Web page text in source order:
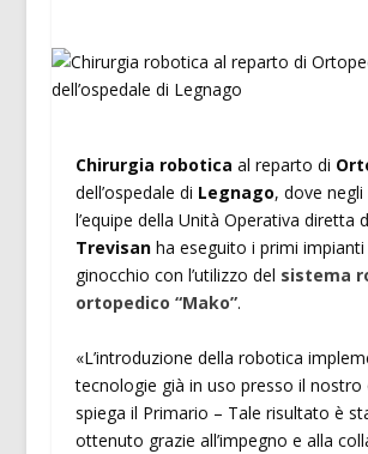
Chirurgia robotica al reparto di
dell’ospedale di Legnago, dove
l’equipe della Unità Operativa diretta
Trevisanha eseguito i primi impianti
ginocchio con l’utilizzo del sistema
ortopedico “Mako”.
«L’introduzione della robotica
tecnologie già in uso presso il nostro
spiega il Primario – Tale risultato è
ottenuto grazie all’impegno e alla